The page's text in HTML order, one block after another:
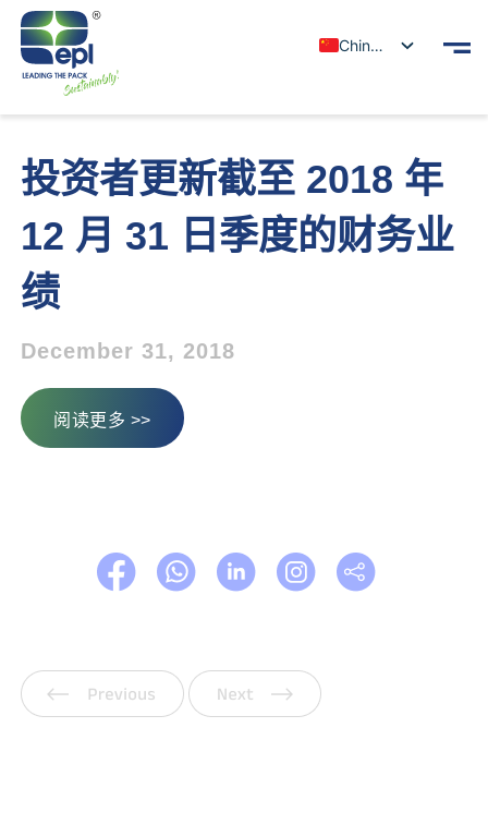
Chinese
投资者更新截至 2018 年
12 月 31 日季度的财务业
绩
December 31, 2018
阅读更多 >>
上一页